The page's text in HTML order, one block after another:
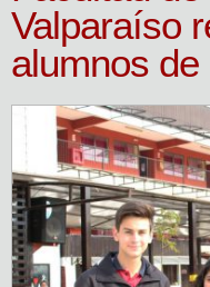
Valparaíso
alumnos de